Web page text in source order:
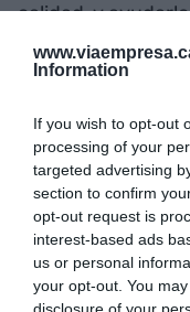
Information
If you wish to opt-out
processing of your
targeted advertising
section to confirm
opt-out request is
interest-based ads
us or personal
your opt-out. You
calidad, y
cura de la salud.
tecnológico y
de los pacientes
integrada es el
liderando desde
Israel dentro del
proporciona a